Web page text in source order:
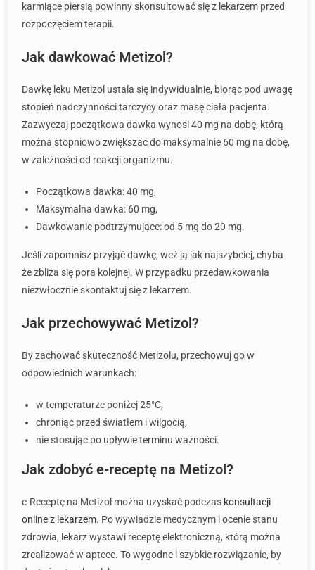
karmiące piersią powinny skonsultować się z lekarzem przed
rozpoczęciem terapii.
Jak dawkować Metizol?
Dawkę leku Metizol ustala się indywidualnie, biorąc pod uwagę
stopień nadczynności tarczycy oraz masę ciała pacjenta.
Zazwyczaj początkowa dawka wynosi 40 mg na dobę, którą
można stopniowo zwiększać do maksymalnie 60 mg na dobę,
w zależności od reakcji organizmu.
Początkowa dawka: 40 mg,
Maksymalna dawka: 60 mg,
Dawkowanie podtrzymujące: od 5 mg do 20 mg.
Jeśli zapomnisz przyjąć dawkę, weź ją jak najszybciej, chyba
że zbliża się pora kolejnej. W przypadku przedawkowania
niezwłocznie skontaktuj się z lekarzem.
Jak przechowywać Metizol?
By zachować skuteczność Metizolu, przechowuj go w
odpowiednich warunkach:
w temperaturze poniżej 25°C,
chroniąc przed światłem i wilgocią,
nie stosując po upływie terminu ważności.
Jak zdobyć e-receptę na Metizol?
e-Receptę na Metizol można uzyskać podczas konsultacji
online z lekarzem. Po wywiadzie medycznym i ocenie stanu
zdrowia, lekarz wystawi receptę elektroniczną, którą można
zrealizować w aptece. To wygodne i szybkie rozwiązanie, by